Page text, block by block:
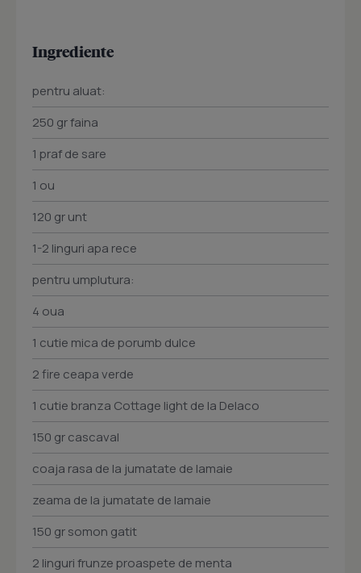
Ingrediente
pentru aluat:
250 gr faina
1 praf de sare
1 ou
120 gr unt
1-2 linguri apa rece
pentru umplutura:
4 oua
1 cutie mica de porumb dulce
2 fire ceapa verde
1 cutie branza Cottage light de la Delaco
150 gr cascaval
coaja rasa de la jumatate de lamaie
zeama de la jumatate de lamaie
150 gr somon gatit
2 linguri frunze proaspete de menta